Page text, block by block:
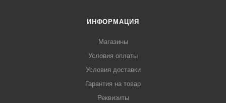
ИНФОРМАЦИЯ
Магазины
Условия оплаты
Условия доставки
Гарантия на товар
Реквизиты